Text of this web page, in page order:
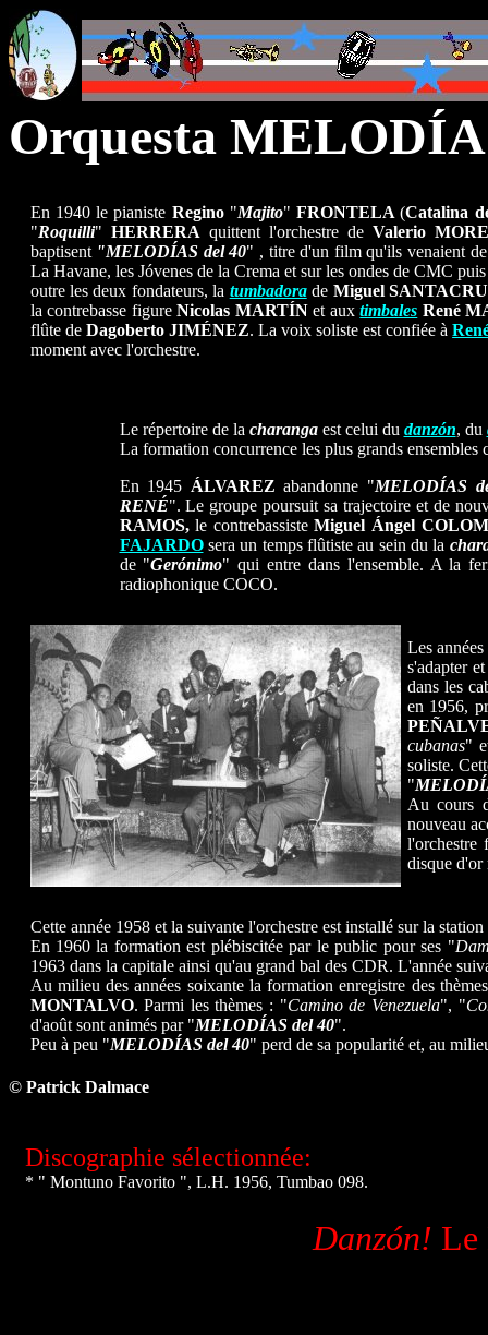
Orquesta
En 1940 le pianiste Regino "Majito" FRONTELA(Catalina
"Roquilli" HERRERA quittent l'orchestre de Valerio
baptisent "MELODÍAS del 40" , titre d'un film qu'ils venaient
La Havane, les Jóvenes de la Crema et sur les ondes de CMC
outre les deux fondateurs, la tumbadorade Miguel
la contrebasse figureNicolas MARTÍN et auxtimbales René
flûte de Dagoberto JIMÉNEZ. La voix soliste est confiée à
moment avec l'orchestre.
Le répertoire de la charangaest celui du danzón, du
La formation concurrence les plus grands ensembles
En 1945 ÁLVAREZ abandonne "MELODÍAS
RENÉ". Le groupe poursuit sa trajectoire et de
RAMOS,le contrebassisteMiguel Ángel
FAJARDOsera un temps flûtiste au sein du la
de "Gerónimo" qui entre dans l'ensemble. A la
radiophonique COCO.
Les
s'adapter
dans les
en 1956,
cubanas"
soliste.
"
Au cours
nouveau
l'orchestre
disque d'or
Cette année 1958 et la suivante l'orchestre est installé sur la
En 1960 la formation est plébiscitée par le public pour ses "
1963 dans la capitale ainsi qu'au grand bal des CDR. L'année
Au milieu des années soixante la formation enregistre des
MONTALVO. Parmi les thèmes : "Camino de Venezuela", "
d'août sont animés par "MELODÍAS del 40".
Peu à peu "MELODÍAS del 40" perd de sa popularité et, au
© Patrick Dalmace
Discographie sélectionnée:
* " Montuno Favorito ", L.H. 1956, Tumbao 098.
Danzón! Le